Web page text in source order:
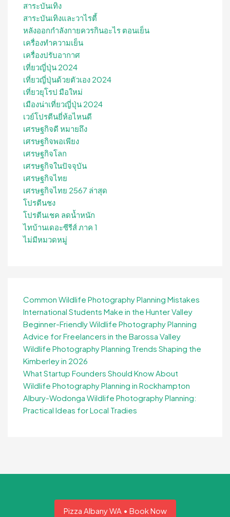
สาระบันเทิง
สาระบันเทิงและวาไรตี้
หลังออกกําลังกายควรกินอะไร ตอนเย็น
เครื่องทำความเย็น
เครื่องปรับอากาศ
เที่ยวญี่ปุ่น 2024
เที่ยวญี่ปุ่นด้วยตัวเอง 2024
เที่ยวยุโรป มือใหม่
เมืองน่าเที่ยวญี่ปุ่น 2024
เวย์โปรตีนยี่ห้อไหนดี
เศรษฐกิจดี หมายถึง
เศรษฐกิจพอเพียง
เศรษฐกิจโลก
เศรษฐกิจในปัจจุบัน
เศรษฐกิจไทย
เศรษฐกิจไทย 2567 ล่าสุด
โปรตีนชง
โปรตีนเชค ลดน้ำหนัก
ไทบ้านเดอะซีรีส์ ภาค 1
ไม่มีหมวดหมู่
Common Wildlife Photography Planning Mistakes
International Students Make in the Hunter Valley
Beginner-Friendly Wildlife Photography Planning
Advice for Freelancers in the Barossa Valley
Wildlife Photography Planning Trends Shaping the
Kimberley in 2026
What Startup Founders Should Know About
Wildlife Photography Planning in Rockhampton
Albury-Wodonga Wildlife Photography Planning:
Practical Ideas for Local Tradies
Pizza Albany WA • Book Now